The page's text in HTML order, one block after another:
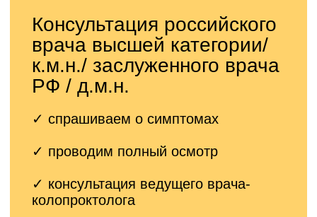
✓ спрашиваем о симптомах
✓ проводим полный осмотр
колопроктолога
✓ составляем
план лечения
Консультация Казарезова
Олега Владимировича